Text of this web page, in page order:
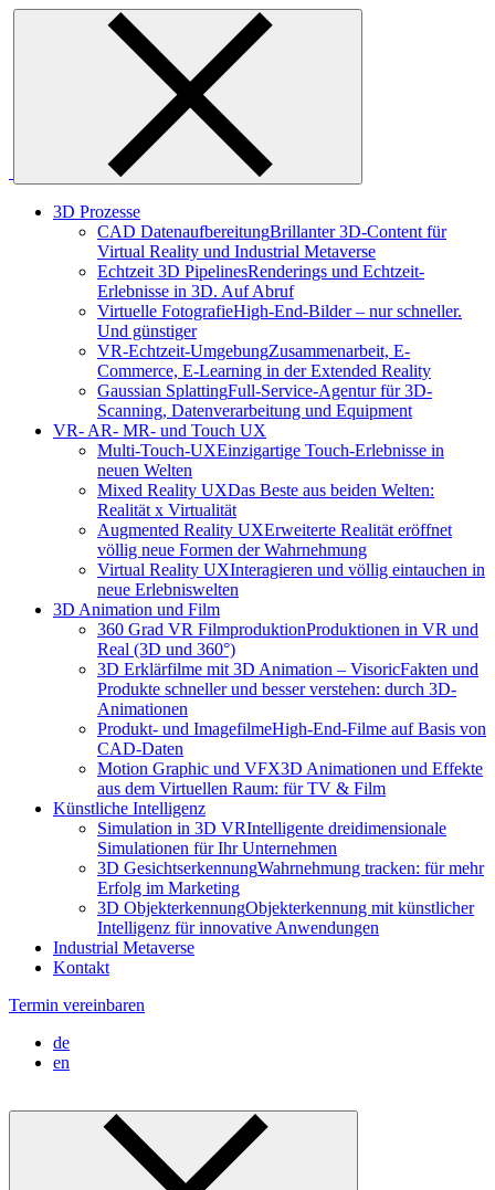
Skip
3D Prozesse
CAD DatenaufbereitungBrillanter 3D-Content für
Virtual Reality und Industrial Metaverse
Echtzeit 3D PipelinesRenderings und Echtzeit-
Erlebnisse in 3D. Auf Abruf
Virtuelle FotografieHigh-End-Bilder – nur schneller.
Und günstiger
VR-Echtzeit-UmgebungZusammenarbeit, E-
Commerce, E-Learning in der Extended Reality
Gaussian SplattingFull-Service-Agentur für 3D-
Scanning, Datenverarbeitung und Equipment
VR- AR- MR- und Touch UX
Multi-Touch-UXEinzigartige Touch-Erlebnisse in
neuen Welten
Mixed Reality UXDas Beste aus beiden Welten:
Realität x Virtualität
Augmented Reality UXErweiterte Realität eröffnet
völlig neue Formen der Wahrnehmung
Virtual Reality UXInteragieren und völlig eintauchen in
neue Erlebniswelten
3D Animation und Film
360 Grad VR FilmproduktionProduktionen in VR und
Real (3D und 360°)
3D Erklärfilme mit 3D Animation – VisoricFakten und
Produkte schneller und besser verstehen: durch 3D-
Animationen
Produkt- und ImagefilmeHigh-End-Filme auf Basis von
CAD-Daten
Motion Graphic und VFX3D Animationen und Effekte
aus dem Virtuellen Raum: für TV & Film
Künstliche Intelligenz
Simulation in 3D VRIntelligente dreidimensionale
Simulationen für Ihr Unternehmen
3D GesichtserkennungWahrnehmung tracken: für mehr
Erfolg im Marketing
3D ObjekterkennungObjekterkennung mit künstlicher
Intelligenz für innovative Anwendungen
Industrial Metaverse
Kontakt
Termin vereinbaren
de
en